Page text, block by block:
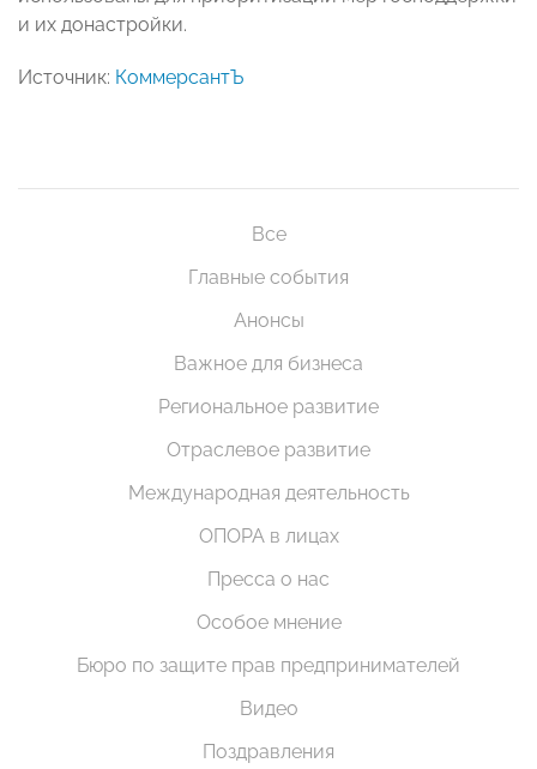
и их донастройки.
Источник: КоммерсантЪ
Все
Главные события
Анонсы
Важное для бизнеса
Региональное развитие
Отраслевое развитие
Международная деятельность
ОПОРА в лицах
Пресса о нас
Особое мнение
Бюро по защите прав предпринимателей
Видео
Поздравления